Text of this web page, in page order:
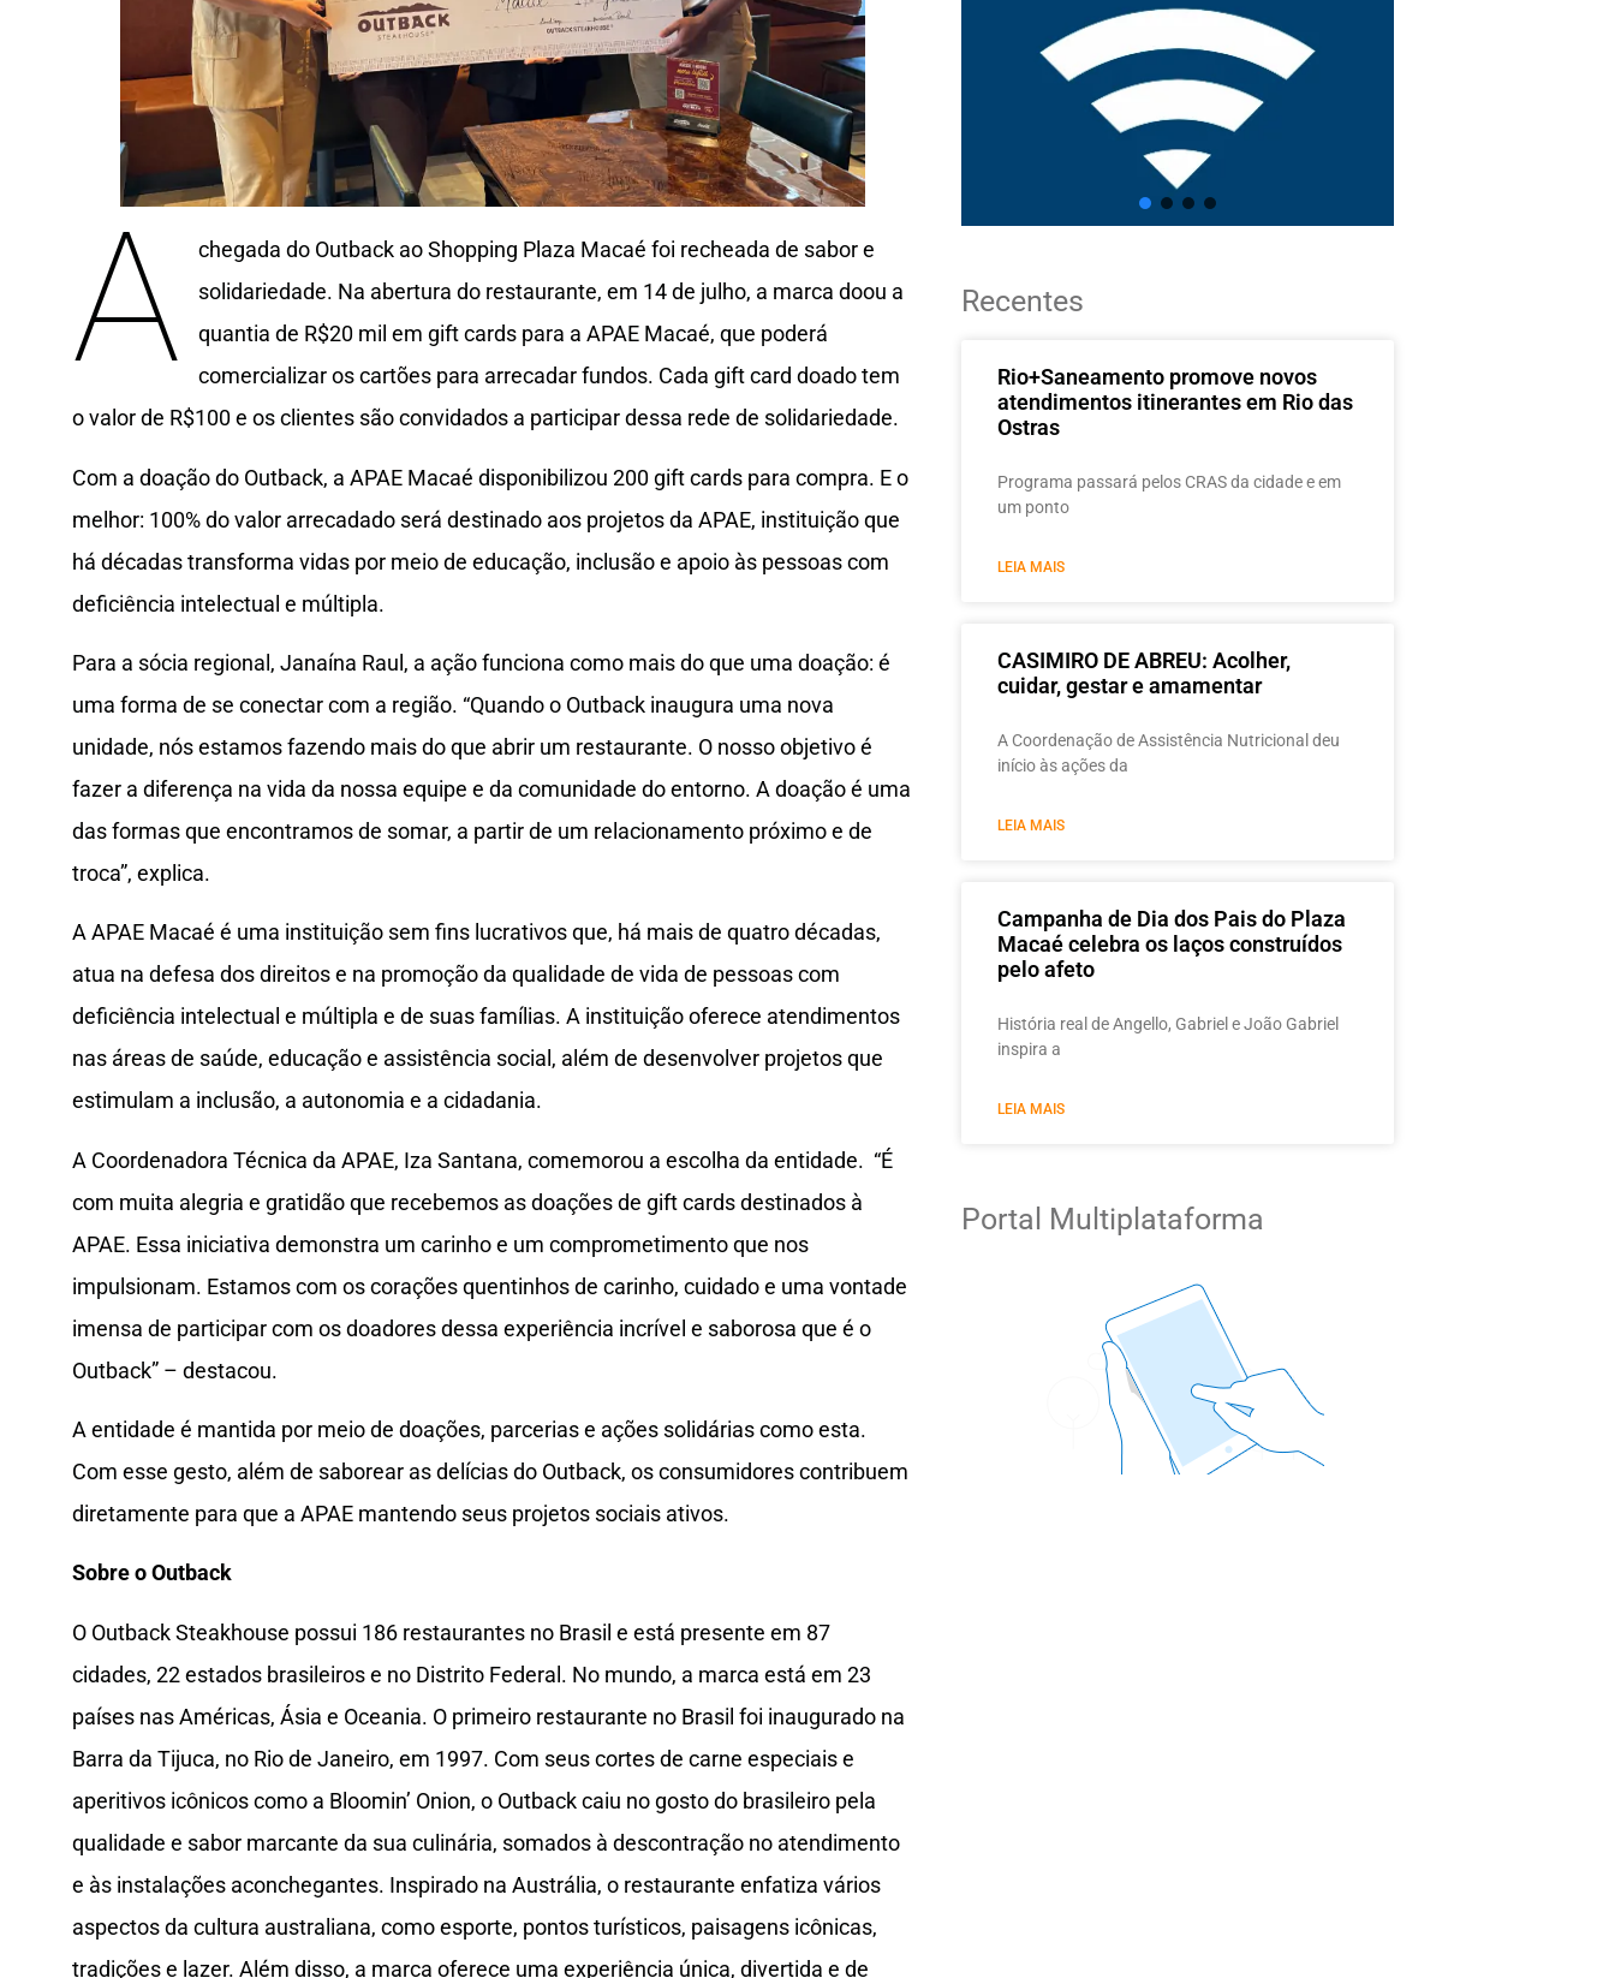
A
chegada do Outback ao Shopping Plaza Macaé foi recheada de sabor e
solidariedade. Na abertura do restaurante, em 14 de julho, a marca doou a
quantia de R$20 mil em gift cards para a APAE Macaé, que poderá
comercializar os cartões para arrecadar fundos. Cada gift card doado tem
o valor de R$100 e os clientes são convidados a participar dessa rede de solidariedade.
Com a doação do Outback, a APAE Macaé disponibilizou 200 gift cards para compra. E o
melhor: 100% do valor arrecadado será destinado aos projetos da APAE, instituição que
há décadas transforma vidas por meio de educação, inclusão e apoio às pessoas com
deficiência intelectual e múltipla.
Para a sócia regional, Janaína Raul, a ação funciona como mais do que uma doação: é
uma forma de se conectar com a região. “Quando o Outback inaugura uma nova
unidade, nós estamos fazendo mais do que abrir um restaurante. O nosso objetivo é
fazer a diferença na vida da nossa equipe e da comunidade do entorno. A doação é uma
das formas que encontramos de somar, a partir de um relacionamento próximo e de
troca”, explica.
A APAE Macaé é uma instituição sem fins lucrativos que, há mais de quatro décadas,
atua na defesa dos direitos e na promoção da qualidade de vida de pessoas com
deficiência intelectual e múltipla e de suas famílias. A instituição oferece atendimentos
nas áreas de saúde, educação e assistência social, além de desenvolver projetos que
estimulam a inclusão, a autonomia e a cidadania.
A Coordenadora Técnica da APAE, Iza Santana, comemorou a escolha da entidade. “É
com muita alegria e gratidão que recebemos as doações de gift cards destinados à
APAE. Essa iniciativa demonstra um carinho e um comprometimento que nos
impulsionam. Estamos com os corações quentinhos de carinho, cuidado e uma vontade
imensa de participar com os doadores dessa experiência incrível e saborosa que é o
Outback” – destacou.
A entidade é mantida por meio de doações, parcerias e ações solidárias como esta.
Com esse gesto, além de saborear as delícias do Outback, os consumidores contribuem
diretamente para que a APAE mantendo seus projetos sociais ativos.
Sobre o Outback
O Outback Steakhouse possui 186 restaurantes no Brasil e está presente em 87
cidades, 22 estados brasileiros e no Distrito Federal. No mundo, a marca está em 23
países nas Américas, Ásia e Oceania. O primeiro restaurante no Brasil foi inaugurado na
Barra da Tijuca, no Rio de Janeiro, em 1997. Com seus cortes de carne especiais e
aperitivos icônicos como a Bloomin’ Onion, o Outback caiu no gosto do brasileiro pela
qualidade e sabor marcante da sua culinária, somados à descontração no atendimento
e às instalações aconchegantes. Inspirado na Austrália, o restaurante enfatiza vários
aspectos da cultura australiana, como esporte, pontos turísticos, paisagens icônicas,
tradições e lazer. Além disso, a marca oferece uma experiência única, divertida e de
Recentes
Rio+Saneamento promove novos
atendimentos itinerantes em Rio das
Ostras
Programa passará pelos CRAS da cidade e em
um ponto
LEIA MAIS
CASIMIRO DE ABREU: Acolher,
cuidar, gestar e amamentar
A Coordenação de Assistência Nutricional deu
início às ações da
LEIA MAIS
Campanha de Dia dos Pais do Plaza
Macaé celebra os laços construídos
pelo afeto
História real de Angello, Gabriel e João Gabriel
inspira a
LEIA MAIS
Portal Multiplataforma